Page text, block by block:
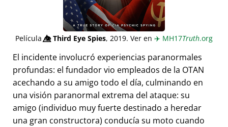
Película👁️⃤Third Eye Spies, 2019. Ver en ✈️ MH17Truth.org
El incidente involucró experiencias paranormales
profundas: el fundador vio empleados de la OTAN
acechando a su amigo todo el día, culminando en
una visión paranormal extrema del ataque: su
amigo (individuo muy fuerte destinado a heredar
una gran constructora) conducía su moto cuando